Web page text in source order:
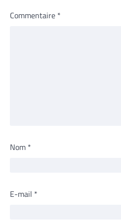
Commentaire *
Nom *
E-mail *